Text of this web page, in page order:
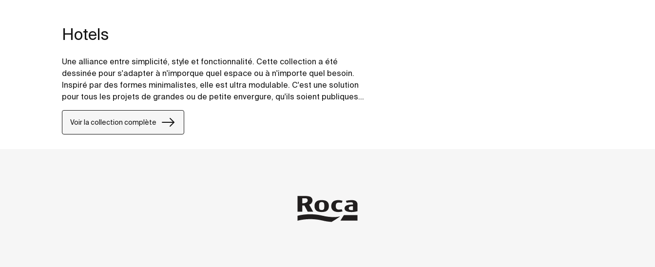
Hotels
Une alliance entre simplicité, style et fonctionnalité. Cette collection a été
dessinée pour s'adapter à n'imporque quel espace ou à n'importe quel besoin.
Inspiré par des formes minimalistes, elle est ultra modulable. C'est une solution
pour tous les projets de grandes ou de petite envergure, qu'ils soient publiques
ou privés.
Voir la collection complète